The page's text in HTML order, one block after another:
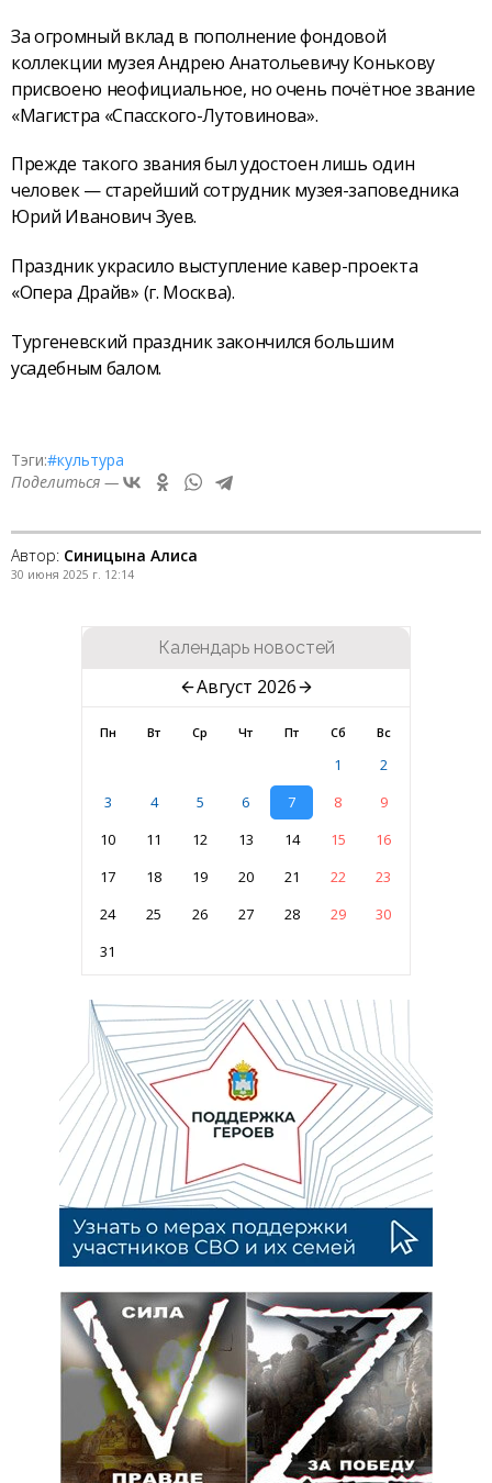
За огромный вклад в пополнение фондовой
коллекции музея Андрею Анатольевичу Конькову
присвоено неофициальное, но очень почётное звание
«Магистра «Спасского-Лутовинова».
Прежде такого звания был удостоен лишь один
человек — старейший сотрудник музея-заповедника
Юрий Иванович Зуев.
Праздник украсило выступление кавер-проекта
«Опера Драйв» (г. Москва).
Тургеневский праздник закончился большим
усадебным балом.
Тэги:#культура
Поделиться —
Автор: Синицына Алиса
30 июня 2025 г. 12:14
Календарь новостей
Август 2026
Пн Вт Ср Чт Пт Сб Вс
1
2
3
4 5 6 7 8
9
10
11 12 13 14 15
16
17
18 19 20 21 22
23
24
25 26 27 28 29
30
31